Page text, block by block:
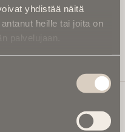
yhdistää näitä
heille tai joita on
palvelujaan.